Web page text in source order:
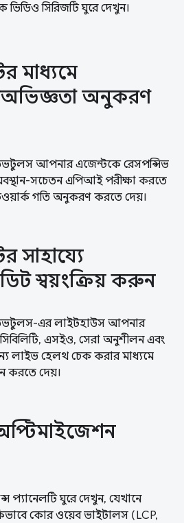
সিরিজটি ঘুরে দেখুন।
মাধ্যমে
অভিজ্ঞতা অনুকরণ
আপনার এজেন্টকে রেসপন্সিভ
সচেতন এপিআই পরীক্ষা করতে
গতি অনুকরণ করতে দেয়।
সাহায্যে
স্বয়ংক্রিয় করুন
এর লাইটহাউস আপনার
এসইও, সেরা অনুশীলন এবং
লাইভ হেলথ চেক করার মাধ্যমে
করতে দেয়।
ঘুরে দেখুন, যেখানে
কোর ওয়েব ভাইটালস (LCP,